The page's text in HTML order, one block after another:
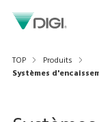
TOP
Produits
Systèmes